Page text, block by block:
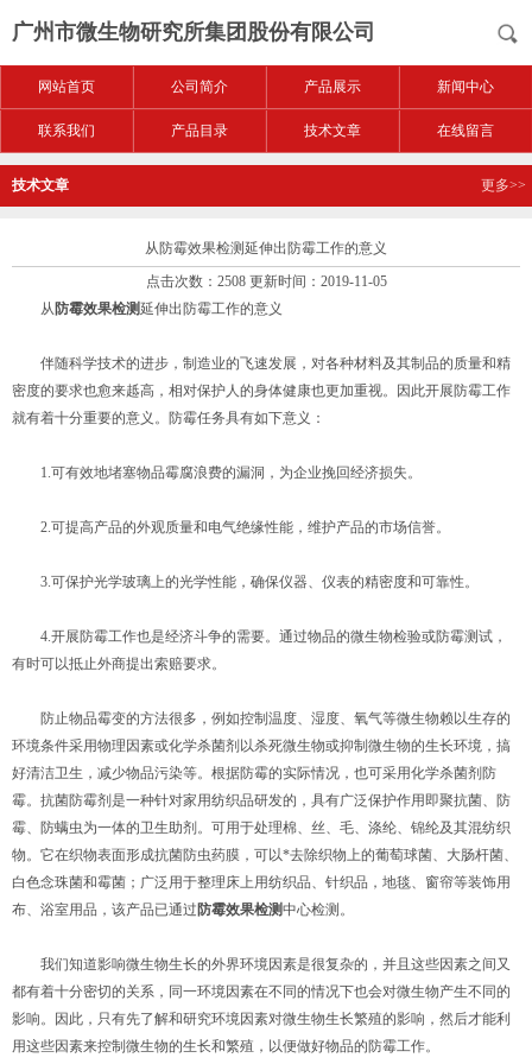
广州市微生物研究所集团股份有限公司
网站首页 公司简介 产品展示 新闻中心
联系我们 产品目录 技术文章 在线留言
技术文章 更多>>
从防霉效果检测延伸出防霉工作的意义
点击次数：2508 更新时间：2019-11-05
从 防霉效果检测延伸出防霉工作的意义
伴随科学技术的进步，制造业的飞速发展，对各种材料及其制品的质量和精
密度的要求也愈来趆高，相对保护人的身体健康也更加重视。因此开展防霉工作
就有着十分重要的意义。防霉任务具有如下意义：
1.可有效地堵塞物品霉腐浪费的漏洞，为企业挽回经济损失。
2.可提高产品的外观质量和电气绝缘性能，维护产品的市场信誉。
3.可保护光学玻璃上的光学性能，确保仪器、仪表的精密度和可靠性。
4.开展防霉工作也是经济斗争的需要。通过物品的微生物检验或防霉测试，
有时可以抵止外商提出索赔要求。
防止物品霉变的方法很多，例如控制温度、湿度、氧气等微生物赖以生存的
环境条件采用物理因素或化学杀菌剂以杀死微生物或抑制微生物的生长环境，搞
好清洁卫生，减少物品污染等。根据防霉的实际情况，也可采用化学杀菌剂防
霉。抗菌防霉剂是一种针对家用纺织品研发的，具有广泛保护作用即聚抗菌、防
霉、防螨虫为一体的卫生助剂。可用于处理棉、丝、毛、涤纶、锦纶及其混纺织
物。它在织物表面形成抗菌防虫药膜，可以*去除织物上的葡萄球菌、大肠杆菌、
白色念珠菌和霉菌；广泛用于整理床上用纺织品、针织品，地毯、窗帘等装饰用
布、浴室用品，该产品已通过 防霉效果检测中心检测。
我们知道影响微生物生长的外界环境因素是很复杂的，并且这些因素之间又
都有着十分密切的关系，同一环境因素在不同的情况下也会对微生物产生不同的
影响。因此，只有先了解和研究环境因素对微生物生长繁殖的影响，然后才能利
用这些因素来控制微生物的生长和繁殖，以便做好物品的防霉工作。